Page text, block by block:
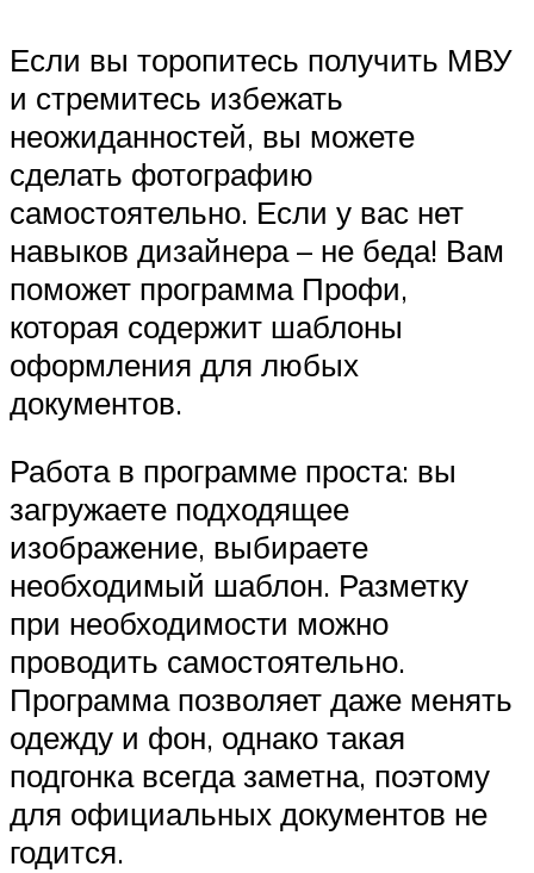
Если вы торопитесь получить МВУ
и стремитесь избежать
неожиданностей, вы можете
сделать фотографию
самостоятельно. Если у вас нет
навыков дизайнера – не беда! Вам
поможет программа Профи,
которая содержит шаблоны
оформления для любых
документов.
Работа в программе проста: вы
загружаете подходящее
изображение, выбираете
необходимый шаблон. Разметку
при необходимости можно
проводить самостоятельно.
Программа позволяет даже менять
одежду и фон, однако такая
подгонка всегда заметна, поэтому
для официальных документов не
годится.